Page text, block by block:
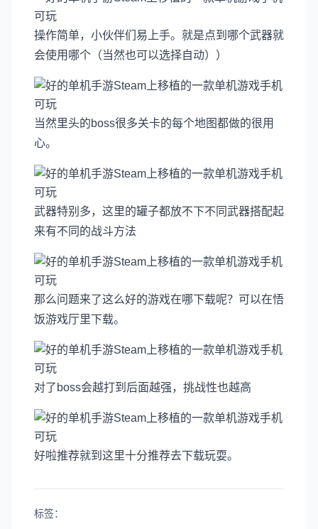
操作简单，小伙伴们易上手。就是点到哪个武器就
会使用哪个（当然也可以选择自动））
当然里头的boss很多关卡的每个地图都做的很用
心。
武器特别多，这里的罐子都放不下不同武器搭配起
来有不同的战斗方法
那么问题来了这么好的游戏在哪下载呢？可以在悟
饭游戏厅里下载。
对了boss会越打到后面越强，挑战性也越高
好啦推荐就到这里十分推荐去下载玩耍。
标签：